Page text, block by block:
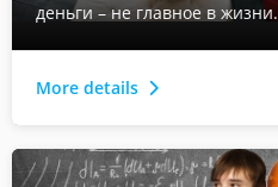
деньги – не главное в жизни.
More details